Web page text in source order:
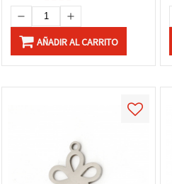
AÑADIR AL CARRITO